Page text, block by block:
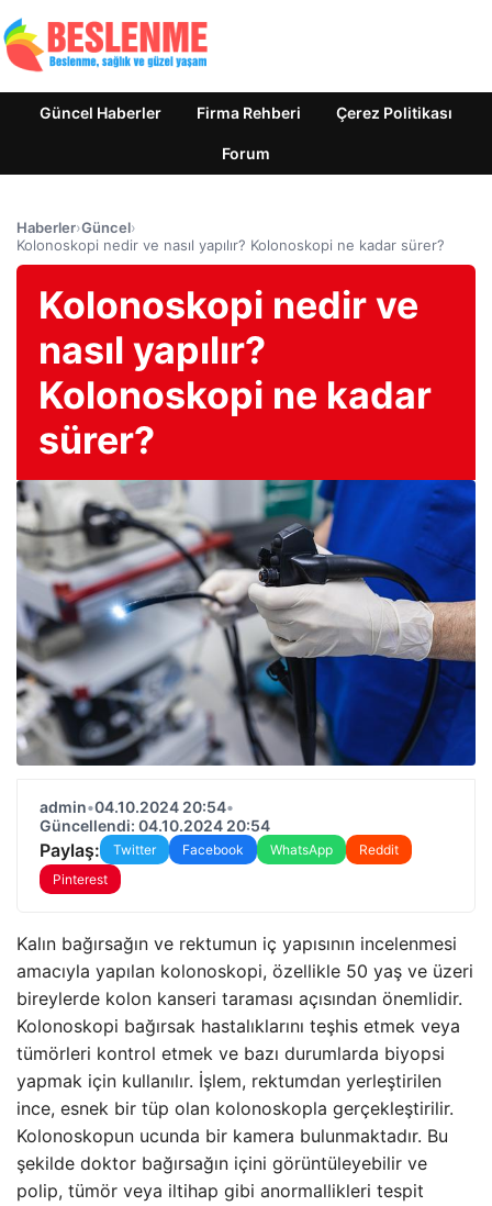
Güncel Haberler Firma Rehberi Çerez Politikası
Forum
Haberler›Güncel›
Kolonoskopi nedir ve nasıl yapılır? Kolonoskopi ne kadar sürer?
Kolonoskopi nedir ve
nasıl yapılır?
Kolonoskopi ne kadar
sürer?
admin•04.10.2024 20:54•
Güncellendi: 04.10.2024 20:54
Paylaş: Twitter Facebook WhatsApp
Reddit
Pinterest
Kalın bağırsağın ve rektumun iç yapısının incelenmesi
amacıyla yapılan kolonoskopi, özellikle 50 yaş ve üzeri
bireylerde kolon kanseri taraması açısından önemlidir.
Kolonoskopi bağırsak hastalıklarını teşhis etmek veya
tümörleri kontrol etmek ve bazı durumlarda biyopsi
yapmak için kullanılır. İşlem, rektumdan yerleştirilen
ince, esnek bir tüp olan kolonoskopla gerçekleştirilir.
Kolonoskopun ucunda bir kamera bulunmaktadır. Bu
şekilde doktor bağırsağın içini görüntüleyebilir ve
polip, tümör veya iltihap gibi anormallikleri tespit